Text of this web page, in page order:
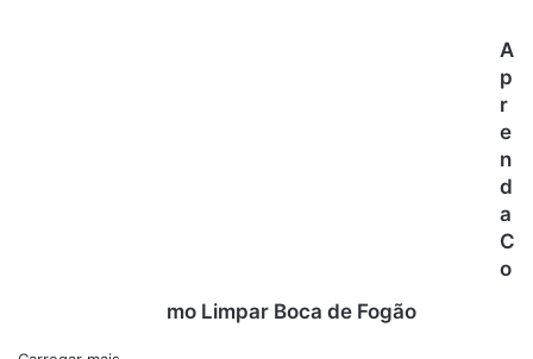
A
p
r
e
n
d
a
C
o
mo Limpar Boca de Fogão